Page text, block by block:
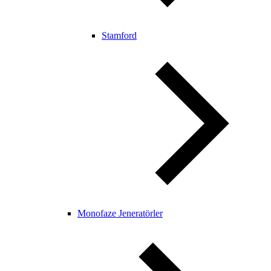
Stamford
Monofaze Jeneratörler